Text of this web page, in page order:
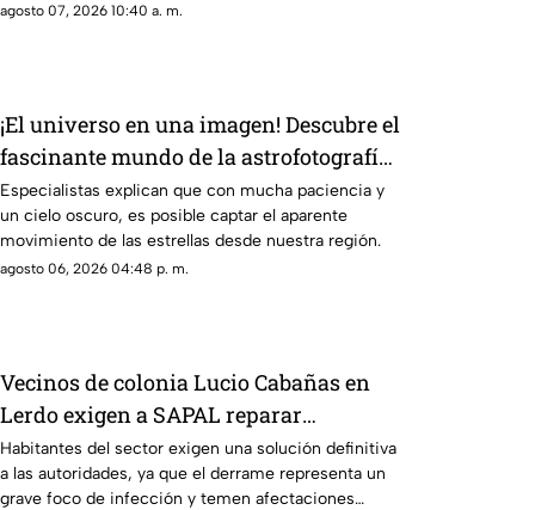
agosto 07, 2026 10:40 a. m.
¡El universo en una imagen! Descubre el
fascinante mundo de la astrofotografía
en La Laguna
Especialistas explican que con mucha paciencia y
un cielo oscuro, es posible captar el aparente
movimiento de las estrellas desde nuestra región.
agosto 06, 2026 04:48 p. m.
Vecinos de colonia Lucio Cabañas en
Lerdo exigen a SAPAL reparar
constante brote de aguas negras
Habitantes del sector exigen una solución definitiva
a las autoridades, ya que el derrame representa un
grave foco de infección y temen afectaciones